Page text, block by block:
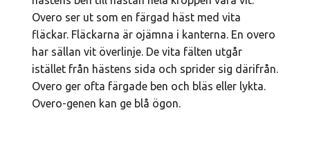
Overo ser ut som en färgad häst med vita
fläckar. Fläckarna är ojämna i kanterna. En overo
har sällan vit överlinje. De vita fälten utgår
istället från hästens sida och sprider sig därifrån.
Overo ger ofta färgade ben och bläs eller lykta.
Overo-genen kan ge blå ögon.